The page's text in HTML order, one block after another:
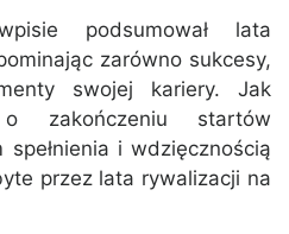
podsumował lata
zarówno sukcesy,
swojej kariery. Jak
zakończeniu startów
i wdzięcznością
przez lata rywalizacji na